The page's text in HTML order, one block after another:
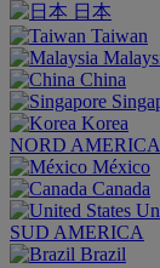
日本
Taiwan
China
Korea
NORD AMERICA
México
Canada
SUD AMERICA
Brazil